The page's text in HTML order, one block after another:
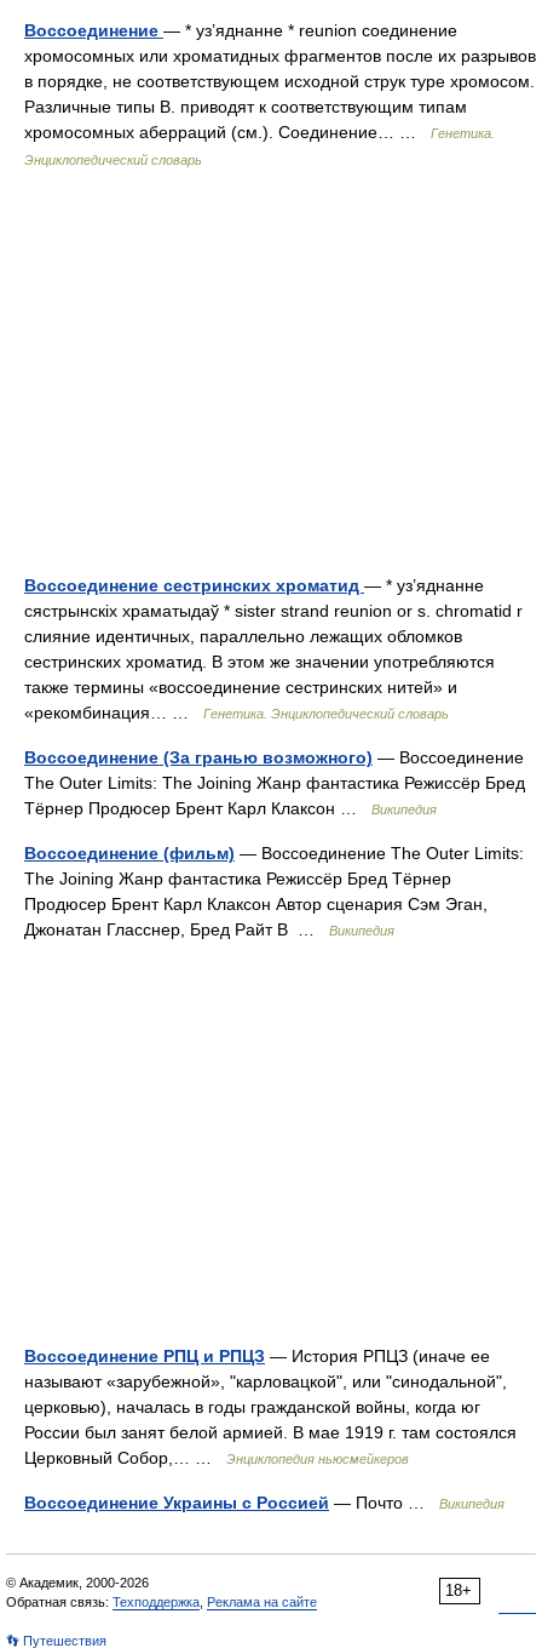
Воссоединение — * уз’яднанне * reunion соединение
хромосомных или хроматидных фрагментов после их разрывов
в порядке, не соответствующем исходной струк туре хромосом.
Различные типы В. приводят к соответствующим типам
хромосомных аберраций (см.). Соединение… …
Генетика.
Энциклопедический словарь
Воссоединение сестринских хроматид — * уз’яднанне
сястрынскіх храматыдаў * sister strand reunion or s. chromatid r
слияние идентичных, параллельно лежащих обломков
сестринских хроматид. В этом же значении употребляются
также термины «воссоединение сестринских нитей» и
«рекомбинация… …
Генетика. Энциклопедический словарь
Воссоединение (За гранью возможного) — Воссоединение
The Outer Limits: The Joining Жанр фантастика Режиссёр Бред
Тёрнер Продюсер Брент Карл Клаксон …
Википедия
Воссоединение (фильм) — Воссоединение The Outer Limits:
The Joining Жанр фантастика Режиссёр Бред Тёрнер
Продюсер Брент Карл Клаксон Автор сценария Сэм Эган,
Джонатан Гласснер, Бред Райт В …
Википедия
Воссоединение РПЦ и РПЦЗ — История РПЦЗ (иначе ее
называют «зарубежной», "карловацкой", или "синодальной",
церковью), началась в годы гражданской войны, когда юг
России был занят белой армией. В мае 1919 г. там состоялся
Церковный Собор,… …
Энциклопедия ньюсмейкеров
Воссоединение Украины с Россией — Почто … Википедия
18+
© Академик, 2000-2026
Обратная связь: Техподдержка Реклама на сайте
👣 Путешествия